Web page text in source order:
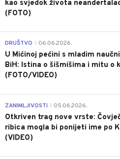
kao svjedok života
(FOTO)
DRUŠTVO 06.06.2026.
U Mićinoj pećini s mladim
BiH: Istina o šišmišima i mitu o
(FOTO/VIDEO)
ZANIMLJIVOSTI 05.06.2026.
Otkriven trag nove vrste:
ribica mogla bi ponijeti ime po
(VIDEO)